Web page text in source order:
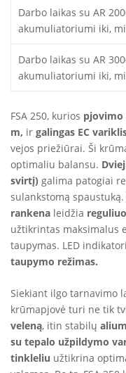
Darbo laikas su AR
akumuliatoriumi iki,
Darbo laikas su AR
akumuliatoriumi iki,
FSA 250, kurios pjovimo
m, ir galingas EC
vejos priežiūrai. Ši
optimaliu balansu.
svirtį) galima patogiai
sulankstomą
rankena leidžia
užtikrintas maksimalus
taupymas. LED
taupymo režimas.
Siekiant ilgo tarnavimo
krūmapjovė turi ne tik
veleną, itin stabilų
su tepalo užpildymo
tinkleliu užtikrina